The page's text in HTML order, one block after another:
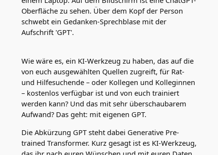
Wie wäre es, ein KI-Werkzeug zu haben, das auf die
von euch ausgewählten Quellen zugreift, für Rat-
und Hilfesuchende – oder Kollegen und Kolleginnen
– kostenlos verfügbar ist und von euch trainiert
werden kann? Und das mit sehr überschaubarem
Aufwand? Das geht: mit eigenen GPT.
Die Abkürzung GPT steht dabei Generative Pre-
trained Transformer. Kurz gesagt ist es KI-Werkzeug,